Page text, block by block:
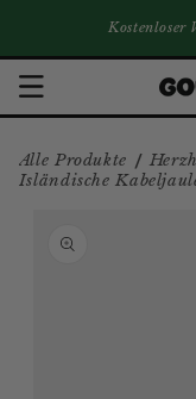
Kostenloser
Alle Produkte /
Isländische
SPRINGEN